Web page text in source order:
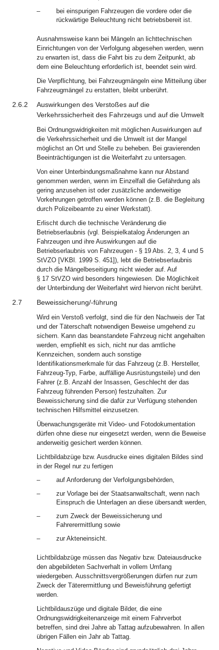
–
bei einspurigen Fahrzeugen die vordere oder die
rückwärtige Beleuchtung nicht betriebsbereit ist.
Ausnahmsweise kann bei Mängeln an lichttechnischen
Einrichtungen von der Verfolgung abgesehen werden, wenn
zu erwarten ist, dass die Fahrt bis zu dem Zeitpunkt, ab
dem eine Beleuchtung erforderlich ist, beendet sein wird.
Die Verpflichtung, bei Fahrzeugmängeln eine Mitteilung über
Fahrzeugmängel zu erstatten, bleibt unberührt.
2.6.2
Auswirkungen des Verstoßes auf die
Verkehrssicherheit des Fahrzeugs und auf die Umwelt
Bei Ordnungswidrigkeiten mit möglichen Auswirkungen auf
die Verkehrssicherheit und die Umwelt ist der Mangel
möglichst an Ort und Stelle zu beheben. Bei gravierenden
Beeinträchtigungen ist die Weiterfahrt zu untersagen.
Von einer Unterbindungsmaßnahme kann nur Abstand
genommen werden, wenn im Einzelfall die Gefährdung als
gering anzusehen ist oder zusätzliche anderweitige
Vorkehrungen getroffen werden können (z.B. die Begleitung
durch Polizeibeamte zu einer Werkstatt).
Erlischt durch die technische Veränderung die
Betriebserlaubnis (vgl. Beispielkatalog Änderungen an
Fahrzeugen und ihre Auswirkungen auf die
Betriebserlaubnis von Fahrzeugen - § 19 Abs. 2, 3, 4 und 5
StVZO [VKBl. 1999 S. 451]), lebt die Betriebserlaubnis
durch die Mängelbeseitigung nicht wieder auf. Auf
§ 17 StVZO wird besonders hingewiesen. Die Möglichkeit
der Unterbindung der Weiterfahrt wird hiervon nicht berührt.
2.7 Beweissicherung/-führung
Wird ein Verstoß verfolgt, sind die für den Nachweis der Tat
und der Täterschaft notwendigen Beweise umgehend zu
sichern. Kann das beanstandete Fahrzeug nicht angehalten
werden, empfiehlt es sich, nicht nur das amtliche
Kennzeichen, sondern auch sonstige
Identifikationsmerkmale für das Fahrzeug (z.B. Hersteller,
Fahrzeug-Typ, Farbe, auffällige Ausrüstungsteile) und den
Fahrer (z.B. Anzahl der Insassen, Geschlecht der das
Fahrzeug führenden Person) festzuhalten. Zur
Beweissicherung sind die dafür zur Verfügung stehenden
technischen Hilfsmittel einzusetzen.
Überwachungsgeräte mit Video- und Fotodokumentation
dürfen ohne diese nur eingesetzt werden, wenn die Beweise
anderweitig gesichert werden können.
Lichtbildabzüge bzw. Ausdrucke eines digitalen Bildes sind
in der Regel nur zu fertigen
–
auf Anforderung der Verfolgungsbehörden,
–
zur Vorlage bei der Staatsanwaltschaft, wenn nach
Einspruch die Unterlagen an diese übersandt werden,
–
zum Zweck der Beweissicherung und
Fahrerermittlung sowie
–
zur Akteneinsicht.
Lichtbildabzüge müssen das Negativ bzw. Dateiausdrucke
den abgebildeten Sachverhalt in vollem Umfang
wiedergeben. Ausschnittsvergrößerungen dürfen nur zum
Zweck der Täterermittlung und Beweisführung gefertigt
werden.
Lichtbildauszüge und digitale Bilder, die eine
Ordnungswidrigkeitenanzeige mit einem Fahrverbot
betreffen, sind drei Jahre ab Tattag aufzubewahren. In allen
übrigen Fällen ein Jahr ab Tattag.